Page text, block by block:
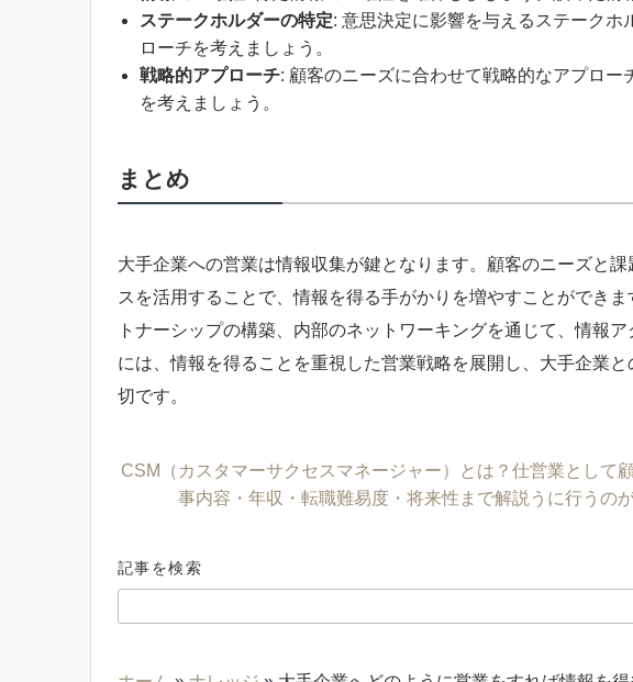
ステークホルダーの特定: 意思決定に影響を与えるステーク
ローチを考えましょう。
戦略的アプローチ: 顧客のニーズに合わせて戦略的なアプロ
を考えましょう。
まとめ
大手企業への営業は情報収集が鍵となります。顧客のニーズと
スを活用することで、情報を得る手がかりを増やすことができ
トナーシップの構築、内部のネットワーキングを通じて、情報
には、情報を得ることを重視した営業戦略を展開し、大手企業
切です。
CSM（カスタマーサクセスマネージャー）とは？仕
事内容・年収・転職難易度・将来性まで解説
営業として
うに行うの
記事を検索